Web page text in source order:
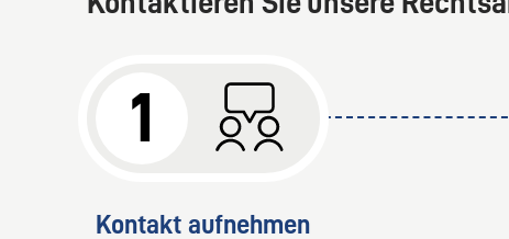
1
Kontakt aufnehmen